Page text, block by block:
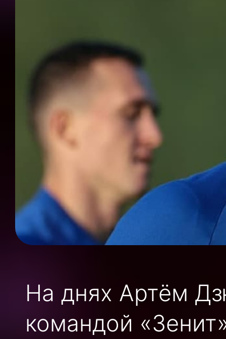
На днях Артём
командой